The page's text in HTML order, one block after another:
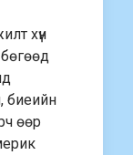
хүн
биеийн
өөр